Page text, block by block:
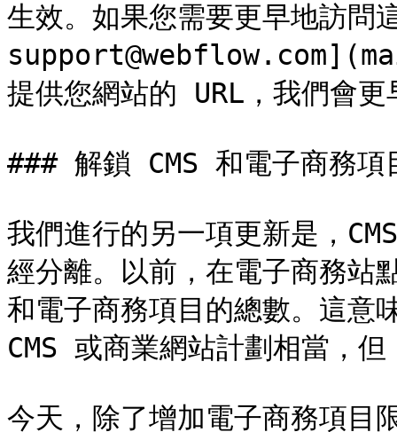
生效。如果您需要更早地訪問
提供您網站的 URL，我們會
### 解鎖 CMS 和電子商務
我們進行的另一項更新是，
經分離。以前，在電子商務站
和電子商務項目的總數。這意
CMS 或商業網站計劃相當，
今天，除了增加電子商務項目